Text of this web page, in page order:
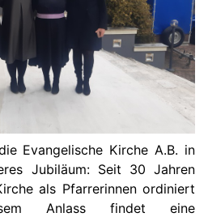
Evangelische Kirche A.B. in
Jubiläum: Seit 30 Jahren
als Pfarrerinnen ordiniert
Anlass findet eine